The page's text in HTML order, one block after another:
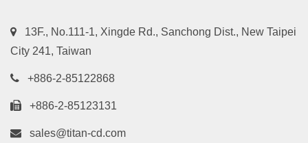
13F., No.111-1, Xingde Rd., Sanchong Dist., New Taipei
City 241, Taiwan
+886-2-85122868
+886-2-85123131
sales@titan-cd.com